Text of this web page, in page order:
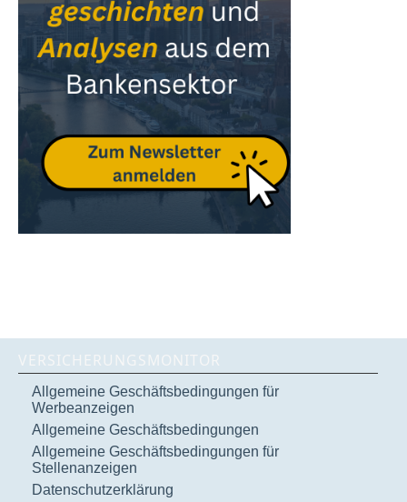
VERSICHERUNGSMONITOR
Allgemeine Geschäftsbedingungen für
Werbeanzeigen
Allgemeine Geschäftsbedingungen
Allgemeine Geschäftsbedingungen für
Stellenanzeigen
Datenschutzerklärung